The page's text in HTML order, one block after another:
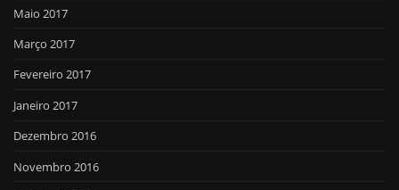
Maio 2017
Março 2017
Fevereiro 2017
Janeiro 2017
Dezembro 2016
Novembro 2016